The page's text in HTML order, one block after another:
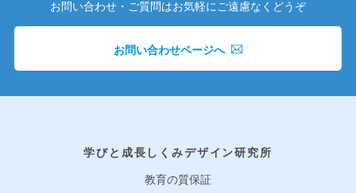
お問い合わせ・ご質問はお気軽にご遠慮なくどうぞ
お問い合わせページへ
学びと成長しくみデザイン研究所
教育の質保証